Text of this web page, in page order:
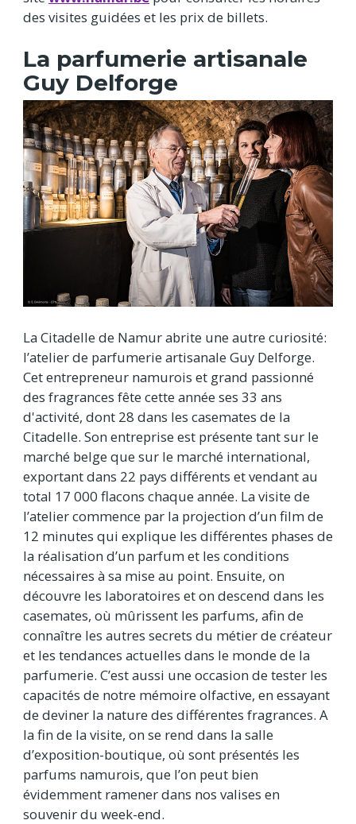
des visites guidées et les prix de billets.
La parfumerie artisanale
Guy Delforge
La Citadelle de Namur abrite une autre curiosité:
l’atelier de parfumerie artisanale Guy Delforge.
Cet entrepreneur namurois et grand passionné
des fragrances fête cette année ses 33 ans
d'activité, dont 28 dans les casemates de la
Citadelle. Son entreprise est présente tant sur le
marché belge que sur le marché international,
exportant dans 22 pays différents et vendant au
total 17 000 flacons chaque année. La visite de
l’atelier commence par la projection d’un film de
12 minutes qui explique les différentes phases de
la réalisation d’un parfum et les conditions
nécessaires à sa mise au point. Ensuite, on
découvre les laboratoires et on descend dans les
casemates, où mûrissent les parfums, afin de
connaître les autres secrets du métier de créateur
et les tendances actuelles dans le monde de la
parfumerie. C’est aussi une occasion de tester les
capacités de notre mémoire olfactive, en essayant
de deviner la nature des différentes fragrances. A
la fin de la visite, on se rend dans la salle
d’exposition-boutique, où sont présentés les
parfums namurois, que l’on peut bien
évidemment ramener dans nos valises en
souvenir du week-end.